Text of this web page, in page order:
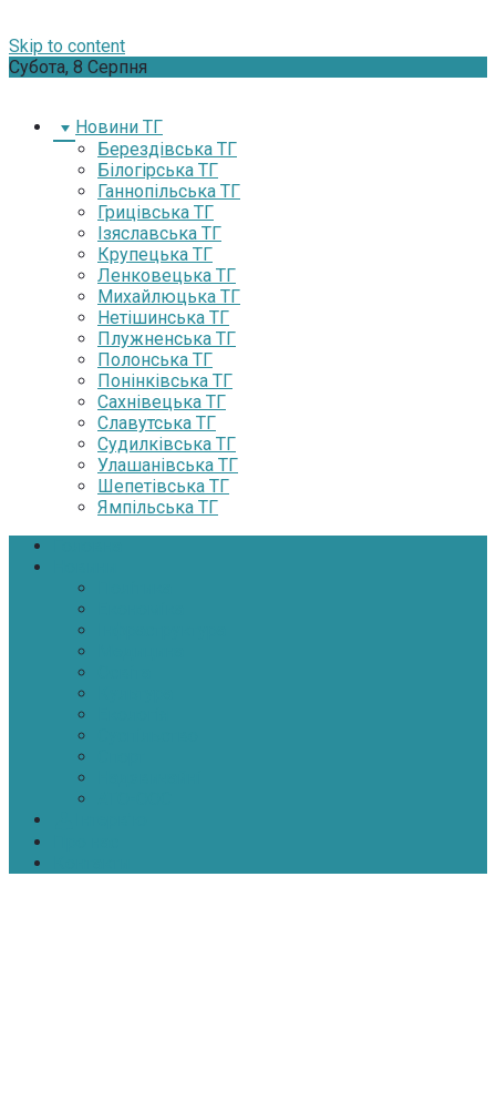
Skip to content
Субота, 8 Серпня
Новини ТГ
Берездівська ТГ
Білогірська ТГ
Ганнопільська ТГ
Грицівська ТГ
Ізяславська ТГ
Крупецька ТГ
Ленковецька ТГ
Михайлюцька ТГ
Нетішинська ТГ
Плужненська ТГ
Полонська ТГ
Понінківська ТГ
Сахнівецька ТГ
Славутська ТГ
Судилківська ТГ
Улашанівська ТГ
Шепетівська ТГ
Ямпільська ТГ